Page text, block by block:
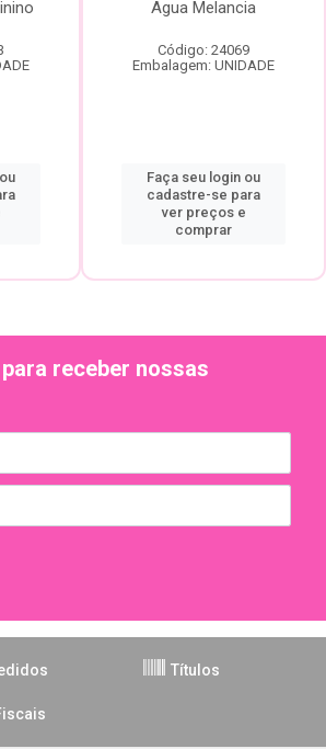
Agua Melancia
Código: 24069
Embalagem: UNIDADE
Faça seu login ou
cadastre-se para
ver preços e
comprar
receber nossas
Títulos